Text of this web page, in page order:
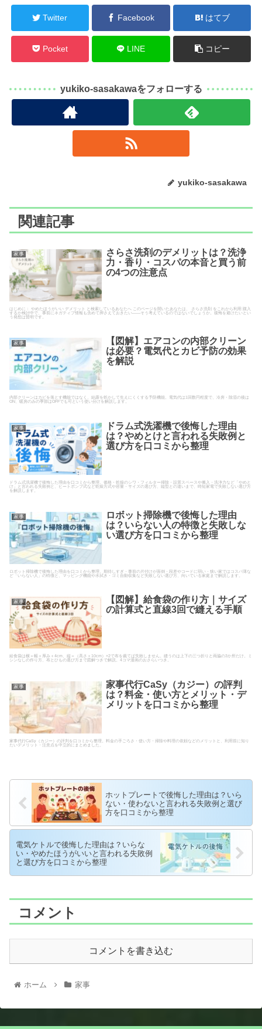
Twitter Facebook はてブ
Pocket LINE コピー
yukiko-sasakawaをフォローする
yukiko-sasakawa
関連記事
家事
さらさ洗剤のデメリットは？洗浄
力・香り・コスパの本音と買う前
の4つの注意点
はじめに： やめたほうがいい デメリット と検索しているあなたへ このページを開いたあなたは、 さらさ洗剤 をこれから利用 購入
するか検討中で、事前にネガティブ情報も含めて押さえておきたい――そう考えているのではないでしょうか。後悔を避けたいとい
う発想は賢明です。
家事
【図解】エアコンの内部クリーン
は必要？電気代とカビ予防の効果
を解説
内部クリーンはカビを落とす機能ではなく、結露を乾かして生えにくくする予防機能。電気代は1回数円程度で、冷房・除湿の後は
ON、暖房のみの季節はOFFでも可という使い分けを解説します。
家事
ドラム式洗濯機で後悔した理由
は？やめとけと言われる失敗例と
選び方を口コミから整理
ドラム式洗濯機で後悔した理由を口コミから整理。価格・乾燥のシワ・フィルター掃除・設置スペースや搬入・洗浄力など「やめと
け」と言われる失敗例と、ヒートポンプ式など乾燥方式や容量・サイズの選び方、縦型との違いまで、時短家電で失敗しない選び方
を解説します。
家事
ロボット掃除機で後悔した理由
は？いらない人の特徴と失敗しな
い選び方を口コミから整理
ロボット掃除機で後悔した理由を口コミから整理。期待しすぎ・事前の片付けが面倒・段差やコードに弱い・狭い家ではコスパ薄な
ど「いらない人」の特徴と、マッピング機能や水拭き・ゴミ自動収集など失敗しない選び方、向いている家庭まで解説します。
家事
【図解】給食袋の作り方｜サイズ
の計算式と直線3回で縫える手順
給食袋は横＝幅＋厚み＋4cm、縦＝（高さ＋10cm）×2で布を裁てば失敗しません。縫うのは上下の三つ折りと両脇の3か所だけ。ミ
シンなしの作り方、布とひもの選び方まで図解つきで解説。4コマ漫画のおさらいつき。
家事
家事代行CaSy（カジー）の評判
は？料金・使い方とメリット・デ
メリットを口コミから整理
家事代行CaSy（カジー）の評判を口コミから整理。料金の手ごろさ・使い方・掃除や料理の依頼などのメリットと、利用前に知り
たいデメリット・注意点を中立的にまとめました。
ホットプレートで後悔した理由は？いら
ない・使わないと言われる失敗例と選び
方を口コミから整理
電気ケトルで後悔した理由は？いらな
い・やめたほうがいいと言われる失敗例
と選び方を口コミから整理
コメント
コメントを書き込む
ホーム 家事